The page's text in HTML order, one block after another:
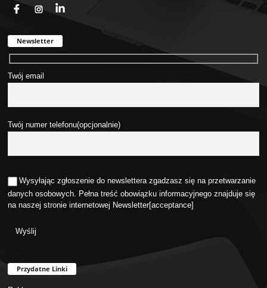
Newsletter
Twój email
Twój numer telefonu(opcjonalnie)
Wysyłając zgłoszenie do newslettera zgadzasz się na przetwarzanie
danych osobowych. Pełna treść obowiązku informacyjnego znajduje się
na naszej stronie internetowej Newsletter[acceptance]
Przydatne Linki